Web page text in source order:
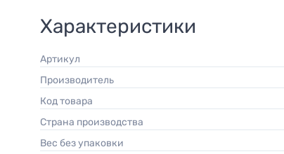
Характеристики
Артикул
Производитель
Код товара
Страна производства
Вес без упаковки